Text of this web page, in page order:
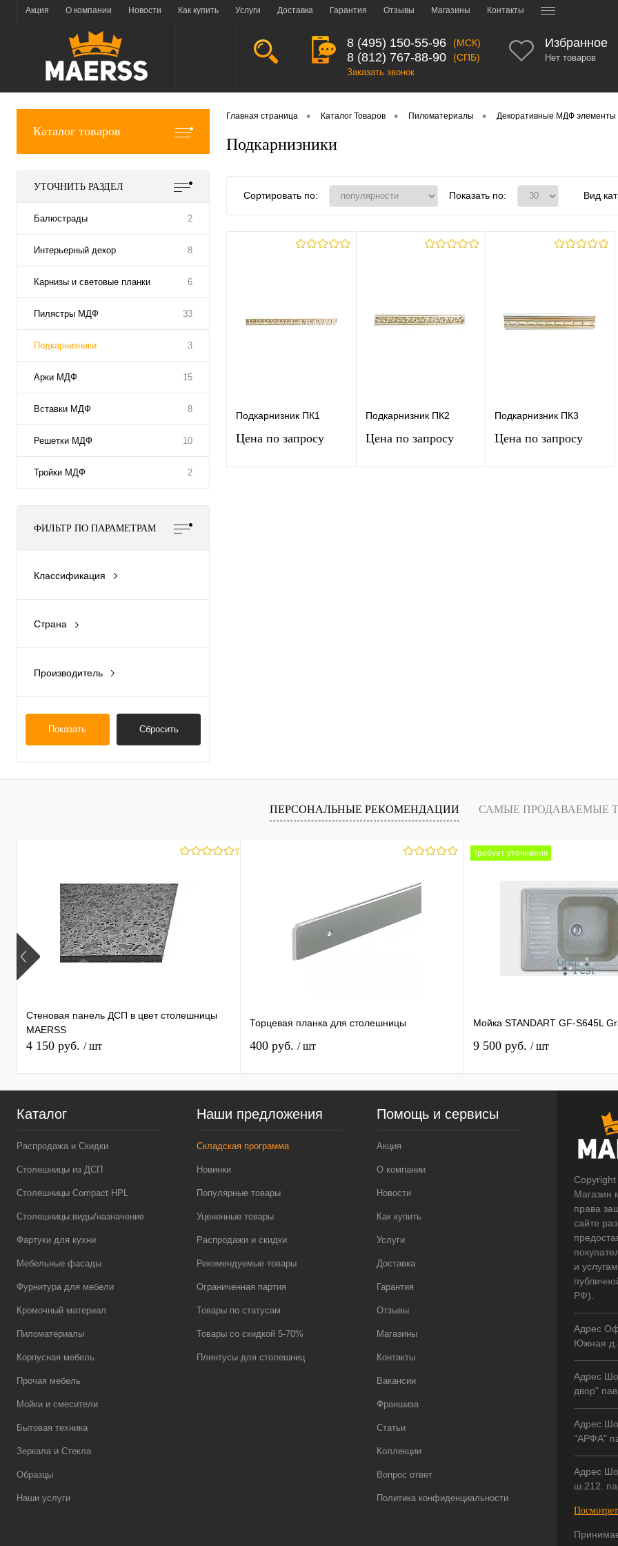
Акция О компании Новости Как купить Услуги Доставка Гарантия Отзывы Магазины Контакты
8 (495) 150-55-96 (МСК)
8 (812) 767-88-90 (СПБ)
Заказать звонок
Избранное
Нет товаров
Каталог товаров
УТОЧНИТЬ РАЗДЕЛ
Балюстрады 2
Интерьерный декор 8
Карнизы и световые планки 6
Пилястры МДФ 33
Подкарнизники 3
Арки МДФ 15
Вставки МДФ 8
Решетки МДФ 10
Тройки МДФ 2
ФИЛЬТР ПО ПАРАМЕТРАМ
Классификация
Страна
Производитель
Показать Сбросить
Главная страница • Каталог Товаров • Пиломатериалы • Декоративные МДФ элементы
Подкарнизники
Сортировать по: Показать по: Вид
Подкарнизник ПК1
Цена по запросу
Подкарнизник ПК2
Цена по запросу
Подкарнизник ПК3
Цена по запросу
ПЕРСОНАЛЬНЫЕ РЕКОМЕНДАЦИИ САМЫЕ ПРОДАВАЕМЫЕ
Стеновая панель ДСП в цвет столешницы
MAERSS
4 150 руб. / шт
Торцевая планка для столешницы
400 руб. / шт
Требует уточнения
Мойка STANDART GF-S645L
9 500 руб. / шт
Каталог
Распродажа и Скидки
Столешницы из ДСП
Столешницы Compact HPL
Столешницы:виды/назначение
Фартуки для кухни
Мебельные фасады
Фурнитура для мебели
Кромочный материал
Пиломатериалы
Корпусная мебель
Прочая мебель
Мойки и смесители
Бытовая техника
Зеркала и Стекла
Образцы
Наши услуги
Наши предложения
Складская программа
Новинки
Популярные товары
Уцененные товары
Распродажи и скидки
Рекомендуемые товары
Ограниченная партия
Товары по статусам
Товары со скидкой 5-70%
Плинтусы для столешниц
Помощь и сервисы
Акция
О компании
Новости
Как купить
Услуги
Доставка
Гарантия
Отзывы
Магазины
Контакты
Вакансии
Франшиза
Статьи
Коллекции
Вопрос ответ
Политика конфиденциальности
Магазин
права
сайте
и
РФ).
Адрес
Южная
Адрес
двор"
Адрес
"АРФА"
Адрес
ш.212.